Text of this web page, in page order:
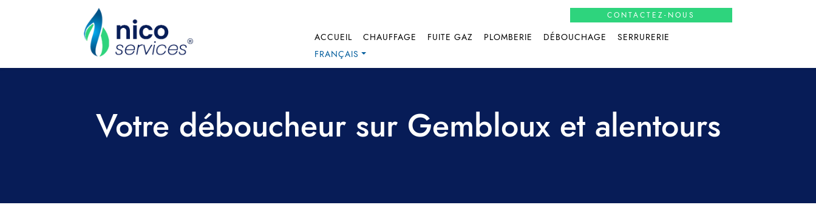
CONTACTEZ-NOUS
ACCUEIL CHAUFFAGE FUITE GAZ PLOMBERIE DÉBOUCHAGE
SERRURERIE
FRANÇAIS
Votre déboucheur sur Gembloux et alentours